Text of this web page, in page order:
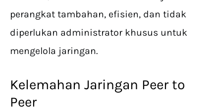
perangkat tambahan, efisien, dan tidak
diperlukan administrator khusus untuk
mengelola jaringan.
Kelemahan Jaringan Peer to
Peer